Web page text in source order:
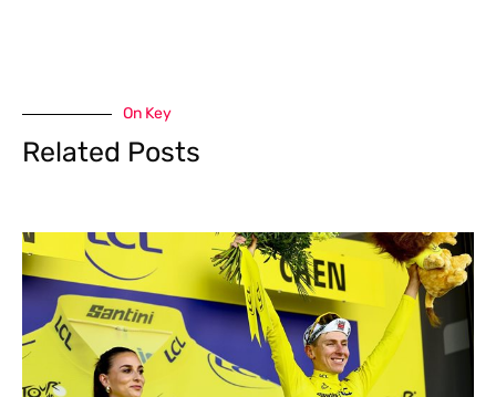
On Key
Related Posts